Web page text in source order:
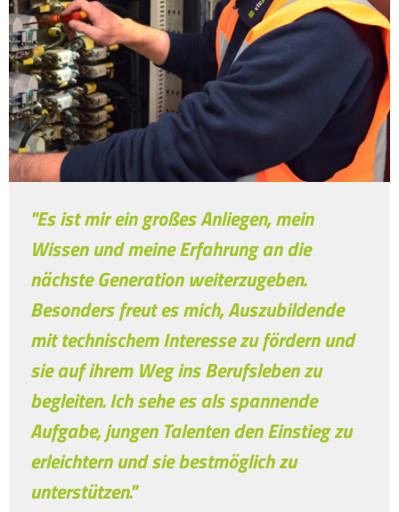
"Es ist mir ein großes Anliegen, mein
Wissen und meine Erfahrung an die
nächste Generation weiterzugeben.
Besonders freut es mich, Auszubildende
mit technischem Interesse zu fördern und
sie auf ihrem Weg ins Berufsleben zu
begleiten. Ich sehe es als spannende
Aufgabe, jungen Talenten den Einstieg zu
erleichtern und sie bestmöglich zu
unterstützen."